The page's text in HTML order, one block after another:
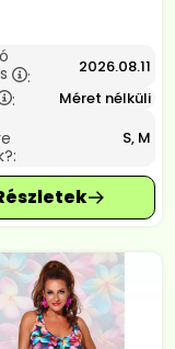
: 2026.08.11
: Méret nélküli
S, M